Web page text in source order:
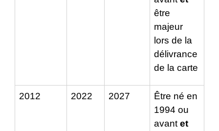
être
majeur
lors de la
délivrance
de la carte
2012 2022 2027
Être né en
1994 ou
avant et